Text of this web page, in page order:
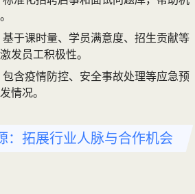
基于课时量、学员满意度、招生贡献等
发员工积极性。
包含疫情防控、安全事故处理等应急预
情况。
：拓展行业人脉与合作机会